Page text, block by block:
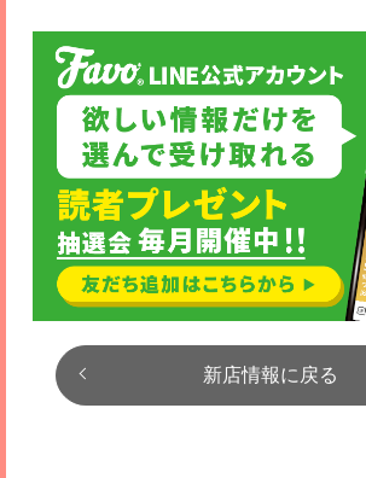
新店情報に戻る